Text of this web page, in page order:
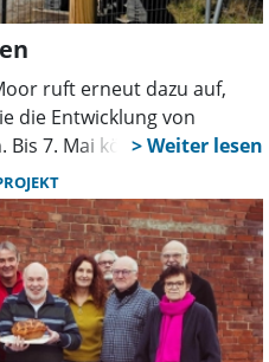
ruft erneut dazu auf,
die Entwicklung von
7. Mai können Akteure
gefragt sind
und Nachhaltigkeit